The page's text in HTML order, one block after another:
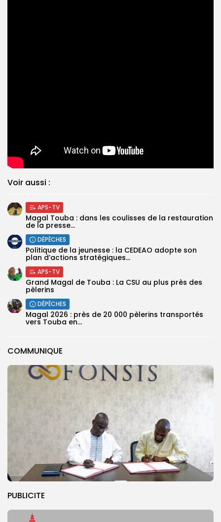
COMMUNIQUE
PUBLICITE
Voir aussi :
APS-TV
Magal Touba : dans les coulisses de la restauration
de la presse...
DÉPÊCHES
Politique de la jeunesse : la CEDEAO adopte son
plan d’actions stratégiques...
APS-TV
Grand Magal de Touba : La CSU au plus près des
pèlerins
DÉPÊCHES
Magal 2026 : près de 20 000 pèlerins transportés
vers Touba en...